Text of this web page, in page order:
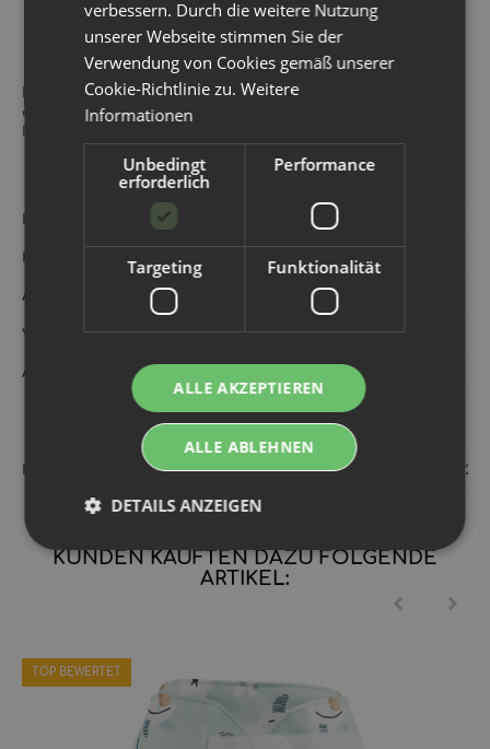
Nicht trocknergeeignet
Mit demCosilana Babybody Wolle-Seide-Baumwolle
entscheidest du dich für höchste Qualität, nachhaltige
Produktion und natürlichen Komfort für dein Baby.
Cosilana - Natürlich Wäsche
Bekleidung
Artikelnummer:
Versandgewicht‍: 0,07 kg
Artikelgewicht‍:
Cosilana Naturwäsche GmbH Bruppenweg 8
KUNDEN KAUFTEN DAZU FOLGENDE
ARTIKEL:
TOP BEWERTET
verbessern. Durch die weitere Nutzung
unserer Webseite stimmen Sie der
Verwendung von Cookies gemäß unserer
Cookie-Richtlinie zu.Weitere
Informationen
Unbedingt
erforderlich
Performance
Targeting Funktionalität
ALLE AKZEPTIEREN
ALLE ABLEHNEN
DETAILS ANZEIGEN